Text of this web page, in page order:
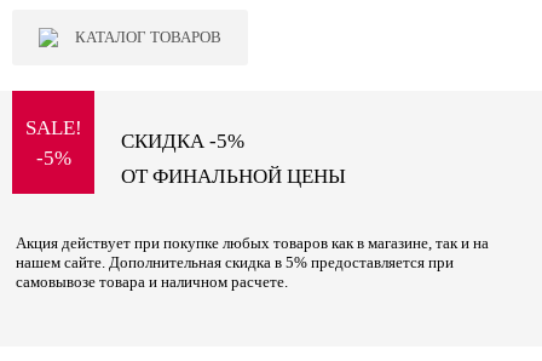
КАТАЛОГ ТОВАРОВ
SALE!
-5%
СКИДКА -5%
ОТ ФИНАЛЬНОЙ ЦЕНЫ
Акция действует при покупке любых товаров как в магазине, так и на
нашем сайте. Дополнительная скидка в 5% предоставляется при
самовывозе товара и наличном расчете.